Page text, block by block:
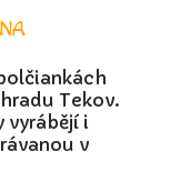
Tekov.
vyrábějí i
v